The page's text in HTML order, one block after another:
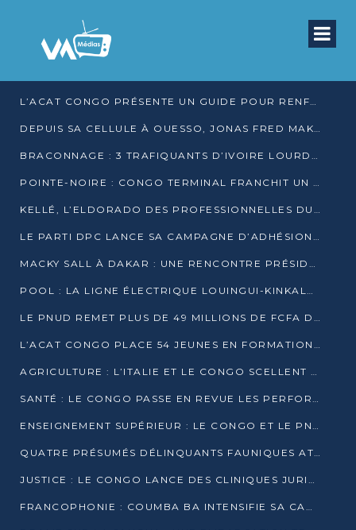
L’ACAT CONGO PRÉSENTE UN GUIDE POUR RENFORCER LES GARANTIES JUDICIAIRES EN GARDE À VUE
DEPUIS SA CELLULE À OUESSO, JONAS FRED MAKITA DÉNONCE CE QU’IL QUALIFIE DE DÉNI DE JUSTICE
BRACONNAGE : 3 TRAFIQUANTS D’IVOIRE LOURDEMENT CONDAMNÉS À DJAMBALA
POINTE-NOIRE : CONGO TERMINAL FRANCHIT UN CAP HISTORIQUE AVEC 99 MOUVEMENTS/HEURE
KELLÉ, L’ELDORADO DES PROFESSIONNELLES DU SEXE
LE PARTI DPC LANCE SA CAMPAGNE D’ADHÉSIONS ET VEUT STRUCTURER SA PRÉSENCE DANS LES 15 DÉPARTEMENTS
MACKY SALL À DAKAR : UNE RENCONTRE PRÉSIDENTIELLE QUI DIVISE L’OPINION SÉNÉGALAISE
POOL : LA LIGNE ÉLECTRIQUE LOUINGUI-KINKALA-BOKO MISE EN SERVICE
LE PNUD REMET PLUS DE 49 MILLIONS DE FCFA D’ÉQUIPEMENTS POUR ACCÉLÉRER LA NUMÉRISATION DU SYSTÈME DE SANTÉ
L’ACAT CONGO PLACE 54 JEUNES EN FORMATION PROFESSIONNELLE
AGRICULTURE : L’ITALIE ET LE CONGO SCELLENT UN PARTENARIAT POUR UNE PRODUCTION LOCALE DURABLE
SANTÉ : LE CONGO PASSE EN REVUE LES PERFORMANCES DE SES HÔPITAUX À MI-PARCOURS
ENSEIGNEMENT SUPÉRIEUR : LE CONGO ET LE PNUD VEULENT RAPPROCHER LA FORMATION UNIVERSITAIRE DES BESOINS DU MARCHÉ DE L’EMPLOI
QUATRE PRÉSUMÉS DÉLINQUANTS FAUNIQUES ATTENDUS DEVANT LA JUSTICE POUR TRAFIC D’IVOIRE
JUSTICE : LE CONGO LANCE DES CLINIQUES JURIDIQUES POUR RAPPROCHER LE DROIT DES CITOYENS
FRANCOPHONIE : COUMBA BA INTENSIFIE SA CAMPAGNE POUR LA SUCCESSION À LA TÊTE DE L’OIF